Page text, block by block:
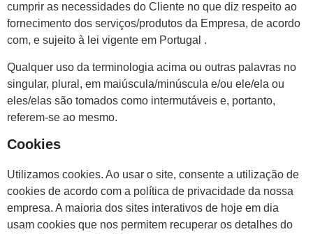
cumprir as necessidades do Cliente no que diz respeito ao
fornecimento dos serviços/produtos da Empresa, de acordo
com, e sujeito à lei vigente em Portugal .
Qualquer uso da terminologia acima ou outras palavras no
singular, plural, em maiúscula/minúscula e/ou ele/ela ou
eles/elas são tomados como intermutáveis e, portanto,
referem-se ao mesmo.
Cookies
Utilizamos cookies. Ao usar o site, consente a utilização de
cookies de acordo com a política de privacidade da nossa
empresa. A maioria dos sites interativos de hoje em dia
usam cookies que nos permitem recuperar os detalhes do